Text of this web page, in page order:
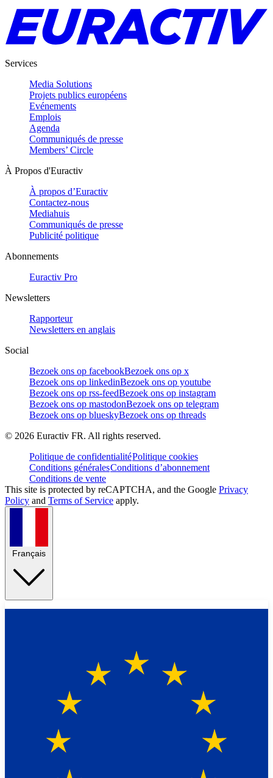
Services
Media Solutions
Projets publics européens
Evénements
Emplois
Agenda
Communiqués de presse
Members’ Circle
À Propos d'Euractiv
À propos d’Euractiv
Contactez-nous
Mediahuis
Communiqués de presse
Publicité politique
Abonnements
Euractiv Pro
Newsletters
Rapporteur
Newsletters en anglais
Social
Bezoek ons op facebookBezoek ons op x
Bezoek ons op linkedinBezoek ons op youtube
Bezoek ons op rss-feedBezoek ons op instagram
Bezoek ons op mastodonBezoek ons op telegram
Bezoek ons op blueskyBezoek ons op threads
© 2026 Euractiv FR. All rights reserved.
Politique de confidentialitéPolitique cookies
Conditions généralesConditions d’abonnement
Conditions de vente
This site is protected by reCAPTCHA, and the Google Privacy
Policy and Terms of Service apply.
Français